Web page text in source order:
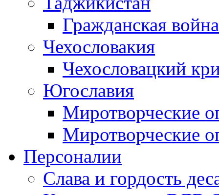
Гражданская
Чехословакия
Чехословацкий
Югославия
Миротворческие
Миротворческие
Персоналии
Слава и гордость